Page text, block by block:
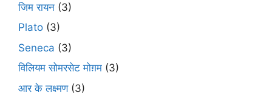
जिम रायन (3)
Plato (3)
Seneca (3)
विलियम सोमरसेट मोग़म (3)
आर के लक्ष्मण(3)